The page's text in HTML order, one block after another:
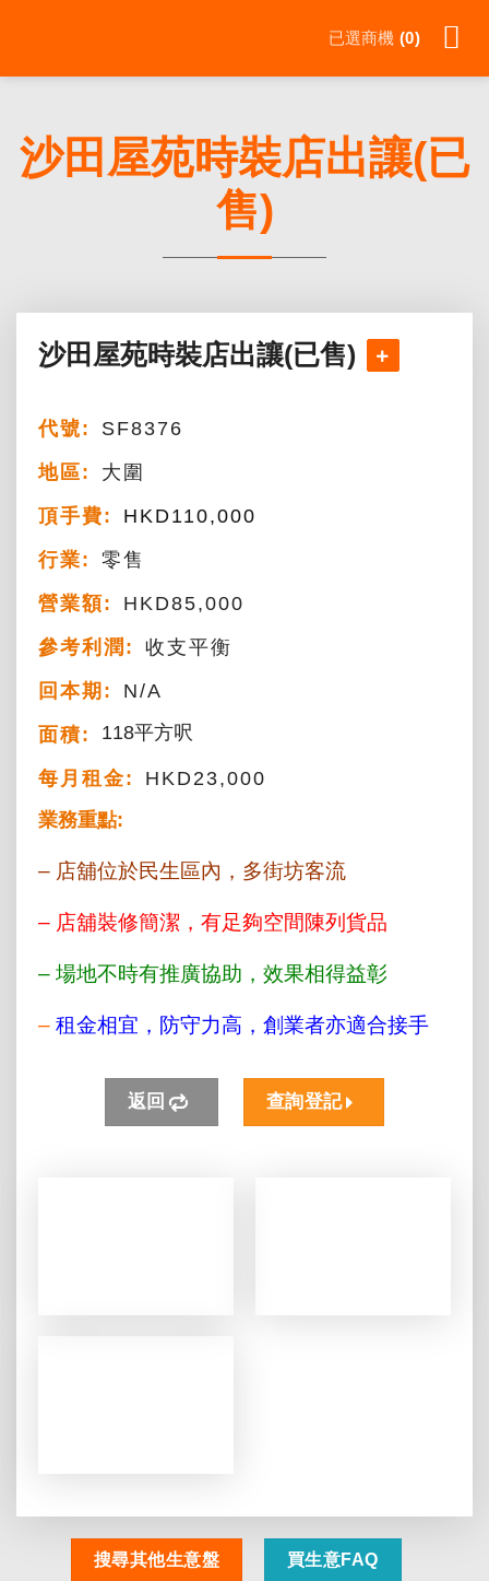
已選商機 0
沙田屋苑時裝店出讓(已
售)
沙田屋苑時裝店出讓(已售)
代號:
SF8376
地區:
大圍
頂手費:
HKD110,000
行業:
零售
營業額:
HKD85,000
參考利潤:
收支平衡
回本期:
N/A
面積:
118平方呎
每月租金:
HKD23,000
業務重點:
– 店舖位於民生區內，多街坊客流
– 店舖裝修簡潔，有足夠空間陳列貨品
– 場地不時有推廣協助，效果相得益彰
– 租金相宜，防守力高，創業者亦適合接手
返回 查詢登記
搜尋其他生意盤 買生意FAQ